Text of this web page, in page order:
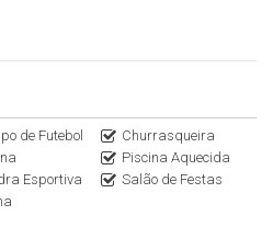
vista livre
de Futebol
Churrasqueira
Piscina Aquecida
Esportiva
Salão de Festas